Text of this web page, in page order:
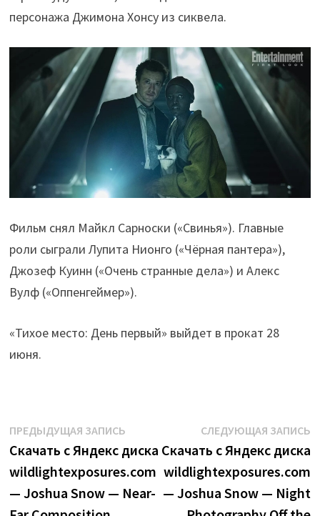
персонажа Джимона Хонсу из сиквела.
Фильм снял Майкл Сарноски («Свинья»). Главные
роли сыграли Лупита Нионго («Чёрная пантера»),
Джозеф Куинн («Очень странные дела») и Алекс
Вулф («Оппенгеймер»).
«Тихое место: День первый» выйдет в прокат 28
июня.
Навигация
по
записям
ПРЕДЫДУЩАЯ ЗАПИСЬПредыдущая
запись:
Скачать с Яндекс диска
wildlightexposures.com
— Joshua Snow — Near-
СЛЕДУЮЩАЯ ЗАПИСЬ
Скачать с Яндекс диска
wildlightexposures.com
— Joshua Snow — Night